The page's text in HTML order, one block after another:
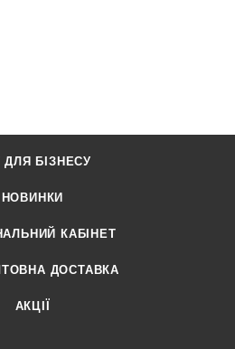
ДЛЯ БІЗНЕСУ
НОВИНКИ
КАБІНЕТ
ДОСТАВКА
АКЦІЇ